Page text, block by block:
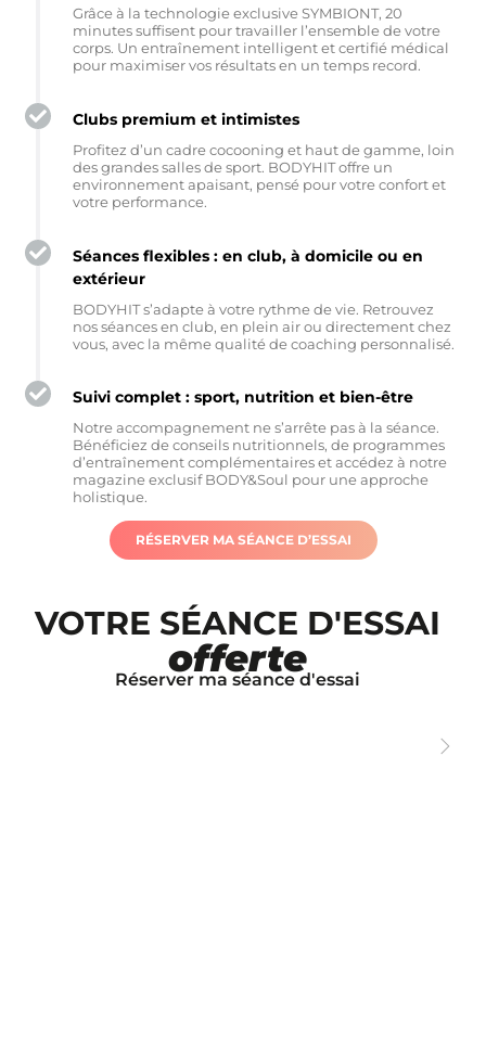
Grâce à la technologie exclusive SYMBIONT, 20
minutes suffisent pour travailler l’ensemble de votre
corps. Un entraînement intelligent et certifié médical
pour maximiser vos résultats en un temps record.
Clubs premium et intimistes
Profitez d’un cadre cocooning et haut de gamme, loin
des grandes salles de sport. BODYHIT offre un
environnement apaisant, pensé pour votre confort et
votre performance.
Séances flexibles : en club, à domicile ou en
extérieur
BODYHIT s’adapte à votre rythme de vie. Retrouvez
nos séances en club, en plein air ou directement chez
vous, avec la même qualité de coaching personnalisé.
Suivi complet : sport, nutrition et bien-être
Notre accompagnement ne s’arrête pas à la séance.
Bénéficiez de conseils nutritionnels, de programmes
d’entraînement complémentaires et accédez à notre
magazine exclusif BODY&Soul pour une approche
holistique.
RÉSERVER MA SÉANCE D’ESSAI
VOTRE SÉANCE D'ESSAI
offerte
Réserver ma séance d'essai